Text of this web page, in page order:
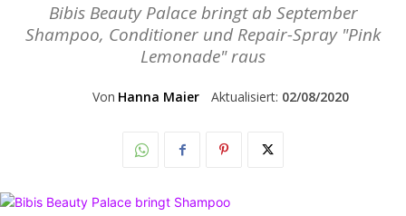
Bibis Beauty Palace bringt ab September
Shampoo, Conditioner und Repair-Spray "Pink
Lemonade" raus
Von Hanna Maier Aktualisiert: 02/08/2020